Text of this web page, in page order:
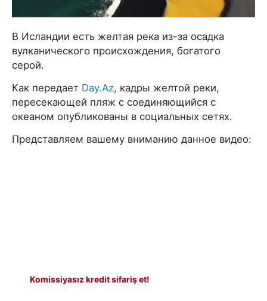
В Исландии есть желтая река из-за осадка
вулканического происхождения, богатого
серой.
Как передает Day.Az, кадры желтой реки,
пересекающей пляж с соединяющийся с
океаном опубликованы в социальных сетях.
Представляем вашему вниманию данное видео:
Komissiyasız kredit sifariş et!